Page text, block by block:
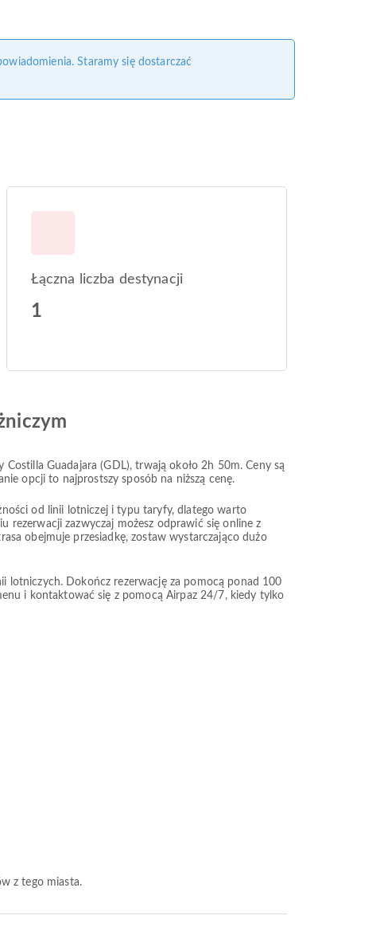
Staramy się dostarczać
Łączna liczba destynacji
1
Guadajara (GDL), trwają około 2h 50m. Ceny są
opcji to najprostszy sposób na niższą cenę.
od linii lotniczej i typu taryfy, dlatego warto
rezerwacji zazwyczaj możesz odprawić się online z
obejmuje przesiadkę, zostaw wystarczająco dużo
lotniczych. Dokończ rezerwację za pomocą ponad 100
i kontaktować się z pomocą Airpaz 24/7, kiedy tylko
z tego miasta.